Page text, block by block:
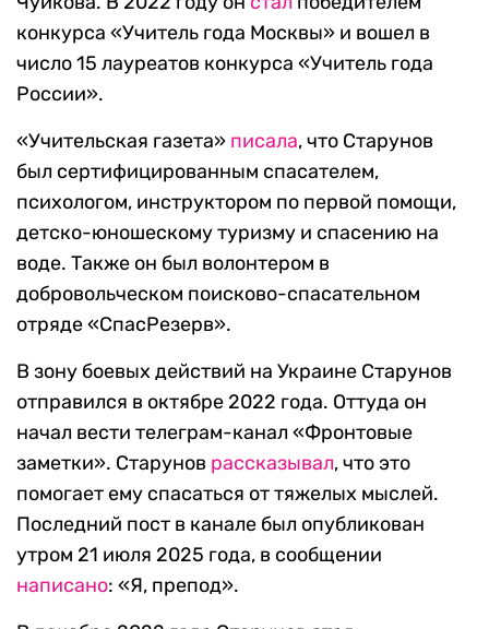
конкурса «Учитель года Москвы» и вошел в
число 15 лауреатов конкурса «Учитель года
России».
«Учительская газета» писала, что Старунов
был сертифицированным спасателем,
психологом, инструктором по первой помощи,
детско-юношескому туризму и спасению на
воде. Также он был волонтером в
добровольческом поисково-спасательном
отряде «СпасРезерв».
В зону боевых действий на Украине Старунов
отправился в октябре 2022 года. Оттуда он
начал вести телеграм-канал «Фронтовые
заметки». Старунов рассказывал, что это
помогает ему спасаться от тяжелых мыслей.
Последний пост в канале был опубликован
утром 21 июля 2025 года, в сообщении
написано: «Я, препод».